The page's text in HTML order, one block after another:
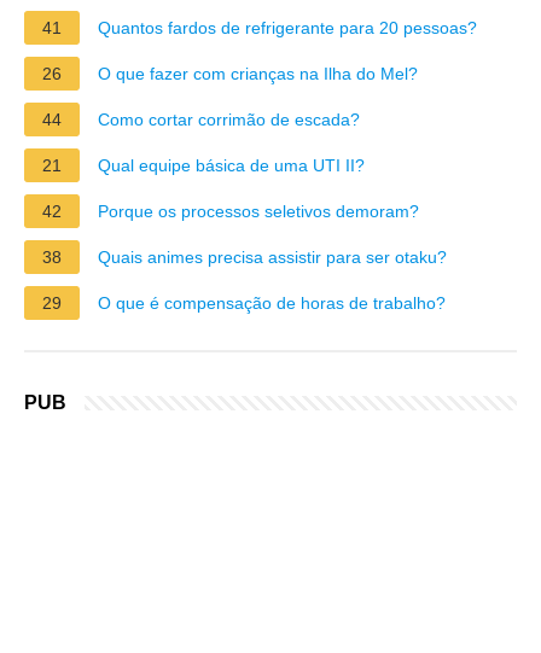
41 Quantos fardos de refrigerante para 20 pessoas?
26 O que fazer com crianças na Ilha do Mel?
44 Como cortar corrimão de escada?
21 Qual equipe básica de uma UTI II?
42 Porque os processos seletivos demoram?
38 Quais animes precisa assistir para ser otaku?
29 O que é compensação de horas de trabalho?
PUB